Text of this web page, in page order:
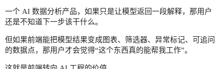
一个 AI 数据分析产品，如果只是让模型返回一段解释，那用户
还是不知道下一步该干什么。
但如果前端能把模型结果变成图表、筛选器、异常标记、可追问
的数据点，那用户才会觉得“这个东西真的能帮我工作”。